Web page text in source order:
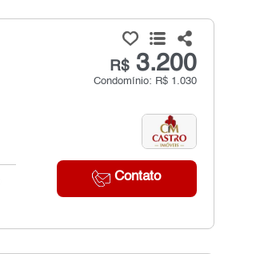
R$3.200
Condomínio: R$ 1.030
Contato